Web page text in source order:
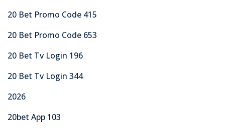
20 Bet Promo Code 415
20 Bet Promo Code 653
20 Bet Tv Login 196
20 Bet Tv Login 344
2026
20bet App 103